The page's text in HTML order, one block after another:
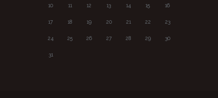
10 11 12 13 14 15 16
17 18 19 20 21 22 23
24 25 26 27 28 29 30
31